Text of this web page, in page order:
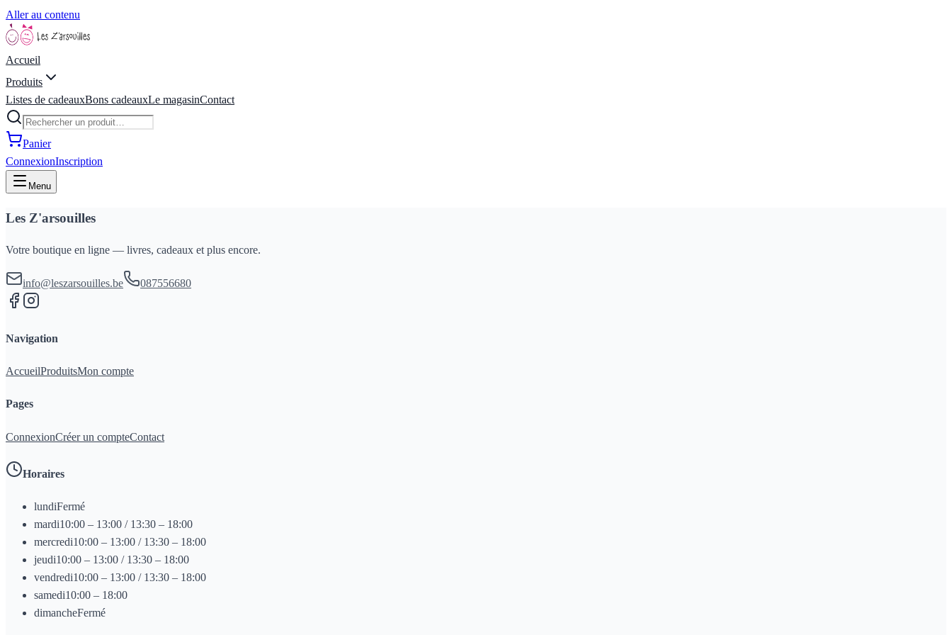
Aller au contenu
Accueil
Produits
Listes de cadeauxBons cadeauxLe magasinContact
Panier
ConnexionInscription
Menu
Les Z'arsouilles
Votre boutique en ligne — livres, cadeaux et plus encore.
info@leszarsouilles.be 087556680
Navigation
AccueilProduitsMon compte
Pages
ConnexionCréer un compteContact
Horaires
lundiFermé
mardi10:00 – 13:00 / 13:30 – 18:00
mercredi10:00 – 13:00 / 13:30 – 18:00
jeudi10:00 – 13:00 / 13:30 – 18:00
vendredi10:00 – 13:00 / 13:30 – 18:00
samedi10:00 – 18:00
dimancheFermé